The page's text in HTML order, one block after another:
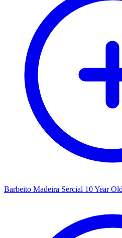
Barbeito Madeira Sercial 10 Year